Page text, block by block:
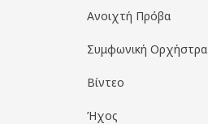
Ανοιχτή Πρόβα
Συμφωνική Ορχήστρα
Βίντεο
Ήχος